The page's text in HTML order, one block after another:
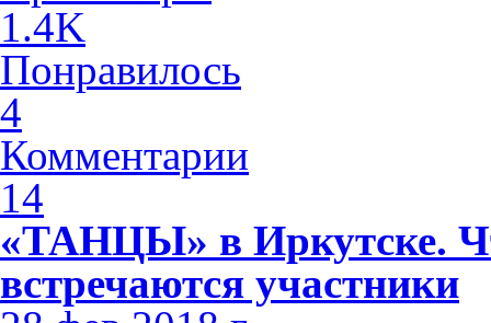
1.4K
Понравилось
4
Комментарии
14
«ТАНЦЫ» в Иркутске.
встречаются участники